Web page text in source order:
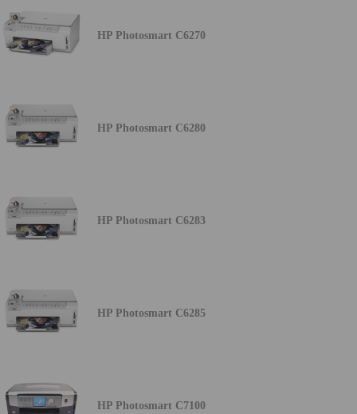
HP Photosmart C6270
HP Photosmart C6280
HP Photosmart C6283
HP Photosmart C6285
HP Photosmart C7100